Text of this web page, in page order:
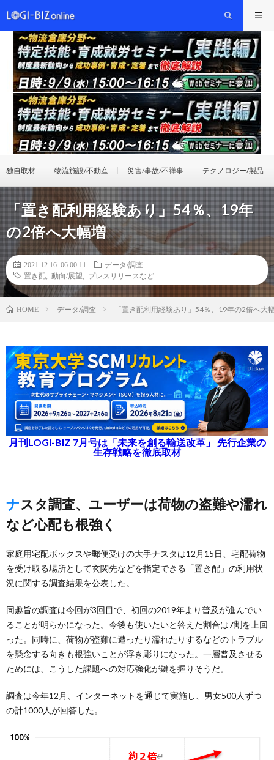
独自取材 物流施設/不動産 災害/事故/不祥事 テクノロジー/製品
「置き配利用経験あり」54％、19年
の2倍へ大幅増
2021.12.16 06:00:11
データ/調査
置き配
動向/展望 プレスリリースなど
HOME データ/調査 「置き配利用経験あり」54％、19年の2倍へ大
月刊LOGI-BIZ 7月号は「未来を創る輸送改革」 先行企業の
生存戦略を徹底取材
ナスタ調査、ユーザーは荷物の盗難や濡れ
など心配も根強く
家庭用宅配ボックスや郵便受けの大手ナスタは12月15日、宅配荷物
を受け取る場所として玄関先などを指定できる「置き配」の利用状
況に関する調査結果を公表した。
同趣旨の調査は今回が3回目で、初回の2019年より普及が進んでい
ることが明らかになった。今後も使いたいと答えた割合は7割を上回
った。同時に、荷物が盗難に遭ったり濡れたりするなどのトラブル
を懸念する向きも根強いことが浮き彫りになった。一層普及させる
ためには、こうした課題への対応強化が鍵を握りそうだ。
調査は今年12月、インターネットを通じて実施し、男女500人ずつ
の計1000人が回答した。